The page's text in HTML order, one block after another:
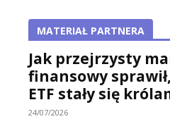
MATERIAŁ PARTNERA
Jak przejrzysty
finansowy
ETF stały się
24/07/2026